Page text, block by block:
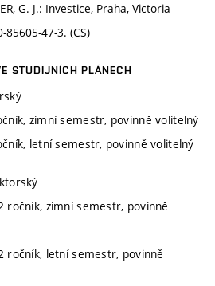
G. J.: Investice, Praha, Victoria
85605-47-3. (CS)
STUDIJNÍCH PLÁNECH
zimní semestr, povinně volitelný
letní semestr, povinně volitelný
ročník, zimní semestr, povinně
ročník, letní semestr, povinně